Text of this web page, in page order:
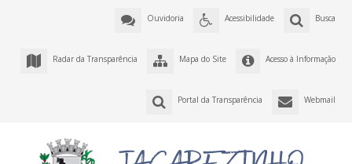
Busca
Acessibilidade
Ouvidoria
Acesso à Informação
Mapa do Site
Radar da Transparência
Webmail
Portal da Transparência